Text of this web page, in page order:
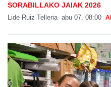
SORABILLAKO JAIAK 2026
Lide Ruiz Telleria abu 07, 08:00